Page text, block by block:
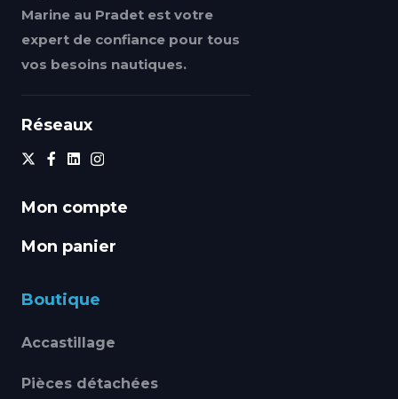
Marine au Pradet est votre
expert de confiance pour tous
vos besoins nautiques.
Réseaux
Mon compte
Mon panier
Boutique
Accastillage
Pièces détachées